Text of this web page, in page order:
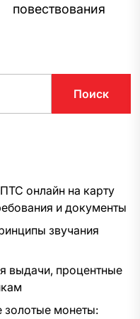
повествования
Поиск
онлайн на карту
и документы
звучания
выдачи, процентные
золотые монеты: